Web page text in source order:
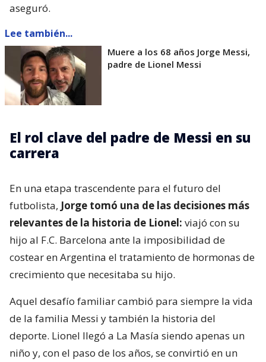
aseguró.
Lee también...
Muere a los 68 años Jorge Messi,
padre de Lionel Messi
El rol clave del padre de Messi en su
carrera
En una etapa trascendente para el futuro del
futbolista, Jorge tomó una de las decisiones más
relevantes de la historia de Lionel: viajó con su
hijo al F.C. Barcelona ante la imposibilidad de
costear en Argentina el tratamiento de hormonas de
crecimiento que necesitaba su hijo.
Aquel desafío familiar cambió para siempre la vida
de la familia Messi y también la historia del
deporte. Lionel llegó a La Masía siendo apenas un
niño y, con el paso de los años, se convirtió en un